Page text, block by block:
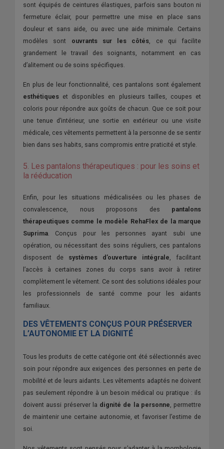
sont équipés de ceintures élastiques, parfois sans bouton ni
fermeture éclair, pour permettre une mise en place sans
douleur et sans aide, ou avec une aide minimale. Certains
modèles sont ouvrants sur les côtés, ce qui facilite
grandement le travail des soignants, notamment en cas
d’alitement ou de soins spécifiques.
En plus de leur fonctionnalité, ces pantalons sont également
esthétiques et disponibles en plusieurs tailles, coupes et
coloris pour répondre aux goûts de chacun. Que ce soit pour
une tenue d’intérieur, une sortie en extérieur ou une visite
médicale, ces vêtements permettent à la personne de se sentir
bien dans ses habits, sans compromis entre praticité et style.
5. Les pantalons thérapeutiques : pour les soins et
la rééducation
Enfin, pour les situations médicalisées ou les phases de
convalescence, nous proposons des pantalons
thérapeutiques comme le modèle RehaFlex de la marque
Suprima . Conçus pour les personnes ayant subi une
opération, ou nécessitant des soins réguliers, ces pantalons
disposent de systèmes d’ouverture intégrale , facilitant
l’accès à certaines zones du corps sans avoir à retirer
complètement le vêtement. Ce sont des solutions idéales pour
les professionnels de santé comme pour les aidants
familiaux.
DES VÊTEMENTS CONÇUS POUR PRÉSERVER
L’AUTONOMIE ET LA DIGNITÉ
Tous les produits de cette catégorie ont été sélectionnés avec
soin pour répondre aux exigences des personnes en perte de
mobilité et de leurs aidants. Les vêtements adaptés ne doivent
pas seulement répondre à un besoin médical ou pratique : ils
doivent aussi préserver la dignité de la personne , permettre
de maintenir une certaine autonomie, et favoriser l’estime de
soi.